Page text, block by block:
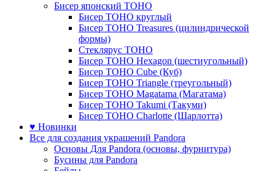
Бисер японский TOHO
Бисер TOHO круглый
Бисер TOHO Treasures (цилиндрической
формы)
Стеклярус TOHO
Бисер TOHO Hexagon (шестиугольный)
Бисер TOHO Cube (Куб)
Бисер TOHO Triangle (треугольный)
Бисер TOHO Magatama (Магатама)
Бисер TOHO Takumi (Такуми)
Бисер TOHO Charlotte (Шарлотта)
♥ Новинки
Все для создания украшений Pandora
Основы Для Pandora (основы, фурнитура)
Бусины для Pandora